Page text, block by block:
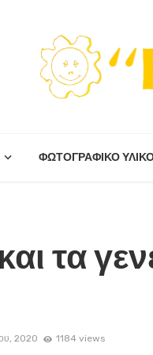
ΦΩΤΟΓΡΑΦΙΚΟ
τα
2020 1184 views